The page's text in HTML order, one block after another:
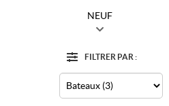
NEUF
FILTRER PAR :
Filtre